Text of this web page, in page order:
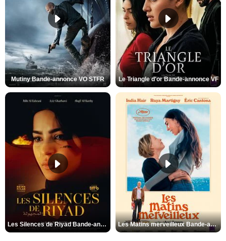
Mutiny Bande-annonce VO STFR Le Triangle d'or Bande-annonce VF
Les Silences de Riyad Bande-annonce VO STFR Les Matins merveilleux Bande-annonce VF